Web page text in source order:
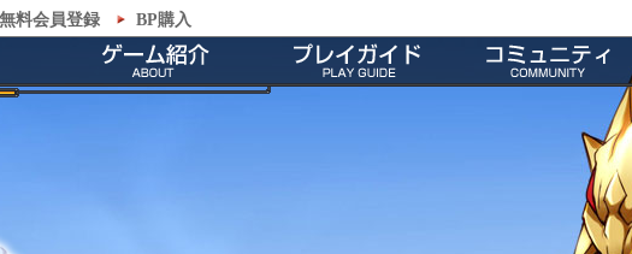
無料会員登録 BP購入
甲天翔伝-」公式サイト
師団＆友だち募集掲示板
公式Twitter
ファンキット
ファンサイト
M2オリジナル辞書